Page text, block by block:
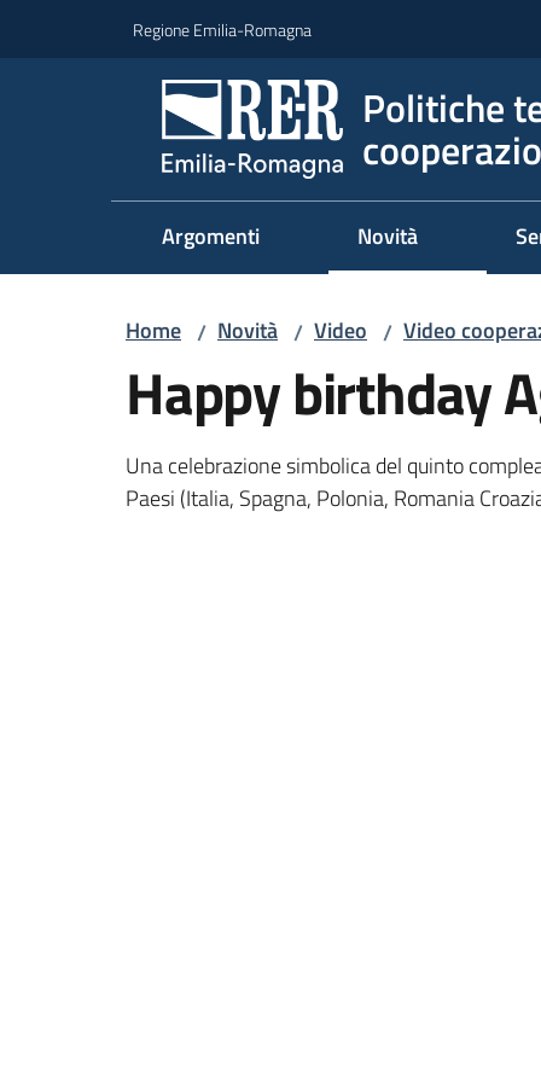
Regione Emilia-Romagna
Politiche
Argomenti Novità
Home / Novità / Video / Video
Happy birthday
Una celebrazione simbolica del quinto
Paesi (Italia, Spagna, Polonia, Romania